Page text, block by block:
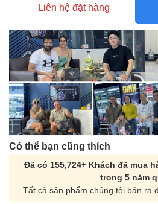
Liên hệ đặt hàng
Có thể bạn cũng thích
Đã có 155,724+ Khách đã mua
trong 5 năm
Tất cả sản phẩm chúng tôi bán ra
Orient Nam RA-